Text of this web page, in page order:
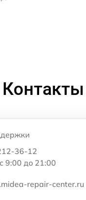
Контакты
36-12
9:00 до 21:00
repair-center.ru